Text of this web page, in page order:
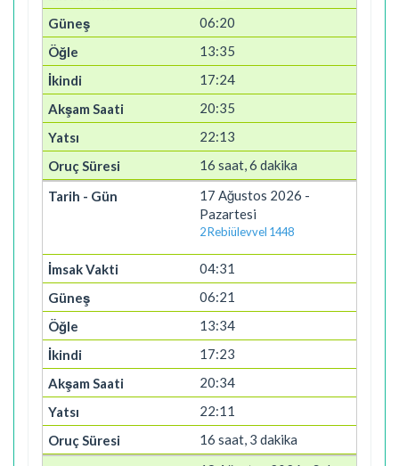
06:20
13:35
17:24
20:35
22:13
16 saat, 6 dakika
17 Ağustos 2026 -
Pazartesi
2 Rebiülevvel 1448
04:31
06:21
13:34
17:23
20:34
22:11
16 saat, 3 dakika